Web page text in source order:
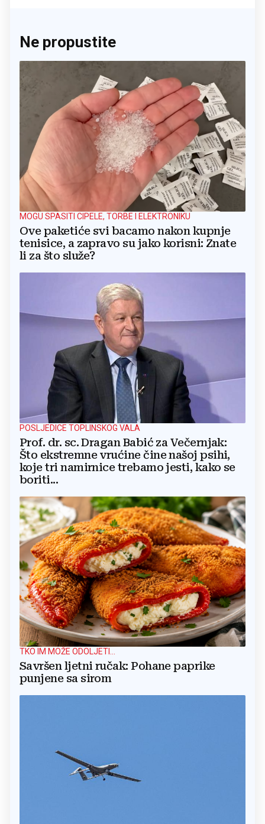
Ne propustite
MOGU SPASITI CIPELE, TORBE I ELEKTRONIKU
Ove paketiće svi bacamo nakon kupnje
tenisice, a zapravo su jako korisni: Znate
li za što služe?
POSLJEDICE TOPLINSKOG VALA
Prof. dr. sc. Dragan Babić za Večernjak:
Što ekstremne vrućine čine našoj psihi,
koje tri namirnice trebamo jesti, kako se
boriti...
TKO IM MOŽE ODOLJETI...
Savršen ljetni ručak: Pohane paprike
punjene sa sirom